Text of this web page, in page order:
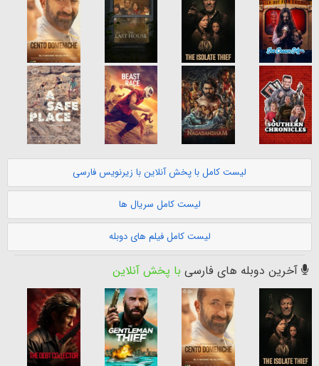
لیست کامل با پخش آنلاین با زیرنویس فارسی
لیست کامل سریال ها
لیست کامل فیلم های دوبله
آخرین دوبله های فارسی با پخش آنلاین